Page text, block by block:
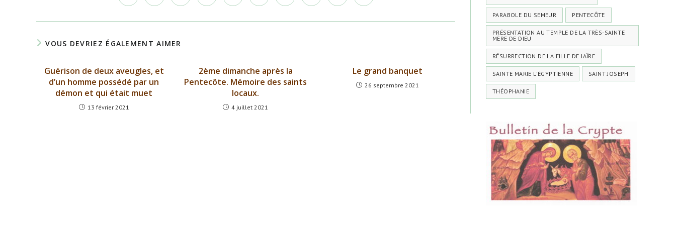
dans
autre
dans
autre
dans
autre
dans
autre
dans
autre
dans
autre
dans
autre
dans
autre
dans
autre
dans
autre
VOUS DEVRIEZ ÉGALEMENT AIMER
Guérison de deux aveugles, et
d’un homme possédé par un
démon et qui était muet
13 février 2021
2ème dimanche après la
Pentecôte. Mémoire des saints
locaux.
4 juillet 2021
Le grand banquet
26 septembre 2021
PARABOLE DU SEMEUR PENTECÔTE
PRÉSENTATION AU TEMPLE DE LA TRÈS-SAINTE
MÈRE DE DIEU
RÉSURRECTION DE LA FILLE DE JAÏRE
SAINTE MARIE L'ÉGYPTIENNE SAINT JOSEPH
THÉOPHANIE